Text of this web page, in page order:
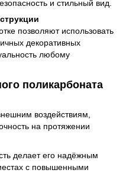
и стильный вид.
позволяют использовать
декоративных
любому
поликарбоната
воздействиям,
на протяжении
делает его надёжным
с повышенными